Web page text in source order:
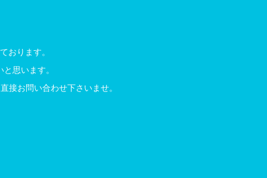
おります。
思います。
接お問い合わせ下さいませ。